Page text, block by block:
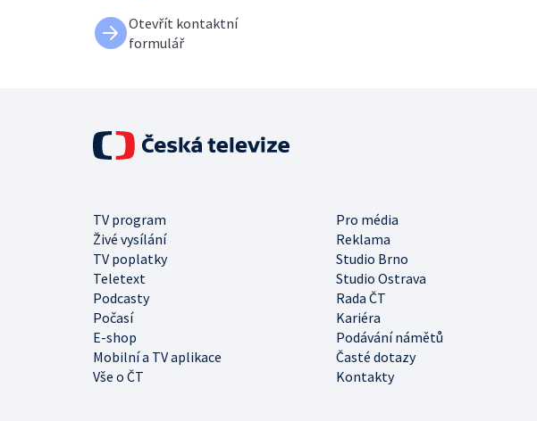
Otevřít kontaktní
formulář
TV program
Pro média
Živé vysílání
Reklama
TV poplatky
Studio Brno
Teletext
Studio Ostrava
Podcasty
Rada ČT
Počasí
Kariéra
E-shop
Podávání námětů
Mobilní a TV aplikace
Časté dotazy
Vše o ČT
Kontakty